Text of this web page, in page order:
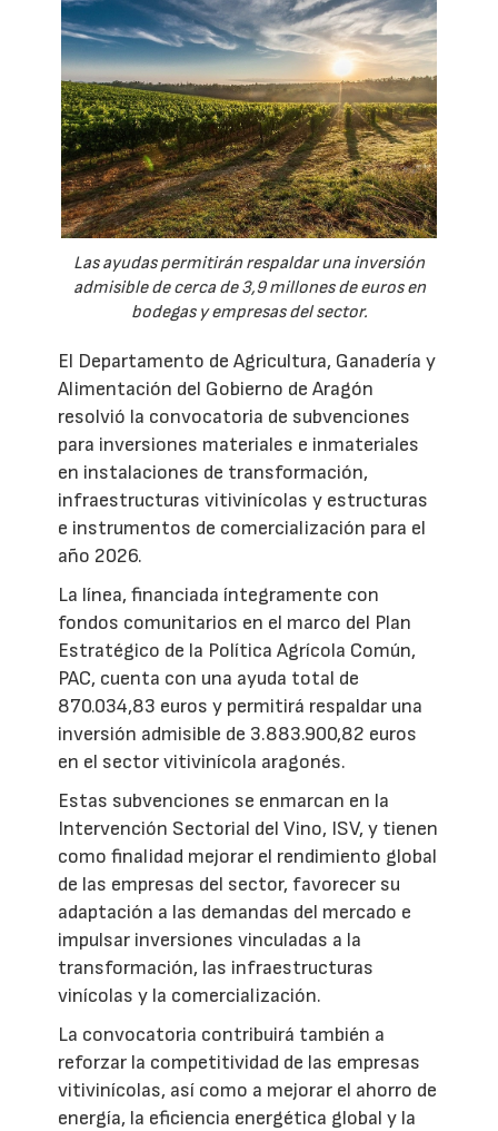
Las ayudas permitirán respaldar una inversión
admisible de cerca de 3,9 millones de euros en
bodegas y empresas del sector.
El Departamento de Agricultura, Ganadería y
Alimentación del Gobierno de Aragón
resolvió la convocatoria de subvenciones
para inversiones materiales e inmateriales
en instalaciones de transformación,
infraestructuras vitivinícolas y estructuras
e instrumentos de comercialización para el
año 2026.
La línea, financiada íntegramente con
fondos comunitarios en el marco del Plan
Estratégico de la Política Agrícola Común,
PAC, cuenta con una ayuda total de
870.034,83 euros y permitirá respaldar una
inversión admisible de 3.883.900,82 euros
en el sector vitivinícola aragonés.
Estas subvenciones se enmarcan en la
Intervención Sectorial del Vino, ISV, y tienen
como finalidad mejorar el rendimiento global
de las empresas del sector, favorecer su
adaptación a las demandas del mercado e
impulsar inversiones vinculadas a la
transformación, las infraestructuras
vinícolas y la comercialización.
La convocatoria contribuirá también a
reforzar la competitividad de las empresas
vitivinícolas, así como a mejorar el ahorro de
energía, la eficiencia energética global y la